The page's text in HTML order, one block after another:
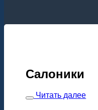
Салоники
Читать далее